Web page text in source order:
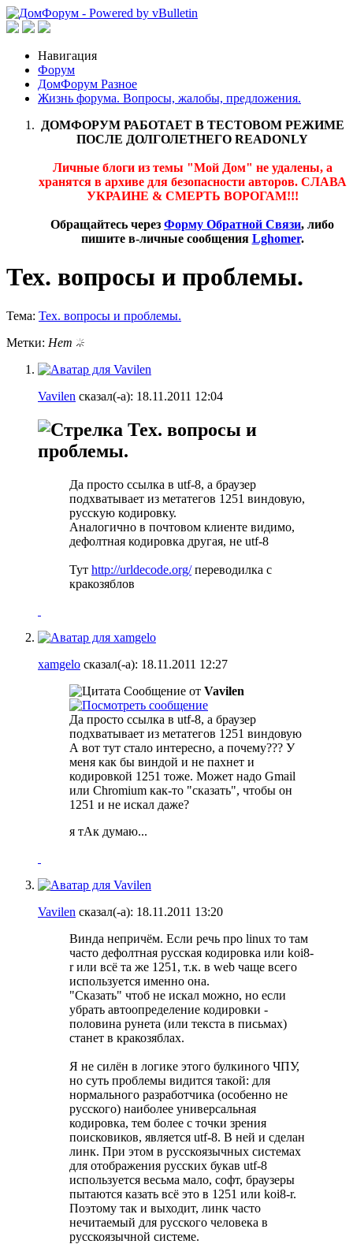
Навигация
Форум
ДомФорум Разное
Жизнь форума. Вопросы, жалобы, предложения.
ДОМФОРУМ РАБОТАЕТ В ТЕСТОВОМ РЕЖИМЕ
ПОСЛЕ ДОЛГОЛЕТНЕГО READONLY
Личные блоги из темы "Мой Дом" не удалены, а
хранятся в архиве для безопасности авторов. СЛАВА
УКРАИНЕ & СМЕРТЬ ВОРОГАМ!!!
Обращайтесь через Форму Обратной Связи, либо
пишите в-личные сообщения Lghomer.
Тех. вопросы и проблемы.
Тема: Тех. вопросы и проблемы.
Метки: Нет
Vavilen сказал(-а): 18.11.2011 12:04
Тех. вопросы и
проблемы.
Да просто ссылка в utf-8, а браузер
подхватывает из метатегов 1251 виндовую,
русскую кодировку.
Аналогично в почтовом клиенте видимо,
дефолтная кодировка другая, не utf-8
Тут http://urldecode.org/переводилка с
кракозяблов
xamgelo сказал(-а): 18.11.2011 12:27
Сообщение от Vavilen
Да просто ссылка в utf-8, а браузер
подхватывает из метатегов 1251 виндовую
А вот тут стало интересно, а почему??? У
меня как бы виндой и не пахнет и
кодировкой 1251 тоже. Может надо Gmail
или Chromium как-то "сказать", чтобы он
1251 и не искал даже?
я тАк думаю...
Vavilen сказал(-а): 18.11.2011 13:20
Винда непричём. Если речь про linux то там
часто дефолтная русская кодировка или koi8-
r или всё та же 1251, т.к. в web чаще всего
используется именно она.
"Сказать" чтоб не искал можно, но если
убрать автоопределение кодировки -
половина рунета (или текста в письмах)
станет в кракозяблах.
Я не силён в логике этого булкиного ЧПУ,
но суть проблемы видится такой: для
нормального разработчика (особенно не
русского) наиболее универсальная
кодировка, тем более с точки зрения
поисковиков, является utf-8. В ней и сделан
линк. При этом в русскоязычных системах
для отображения русских букав utf-8
используется весьма мало, софт, браузеры
пытаются казать всё это в 1251 или koi8-r.
Поэтому так и выходит, линк часто
нечитаемый для русского человека в
русскоязычной системе.